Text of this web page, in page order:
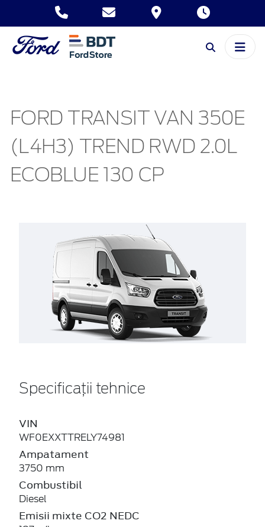
FORD TRANSIT VAN 350E
(L4H3) TREND RWD 2.0L
ECOBLUE 130 CP
Specificații tehnice
VIN
WF0EXXTTRELY74981
Ampatament
3750 mm
Combustibil
Diesel
Emisii mixte CO2 NEDC